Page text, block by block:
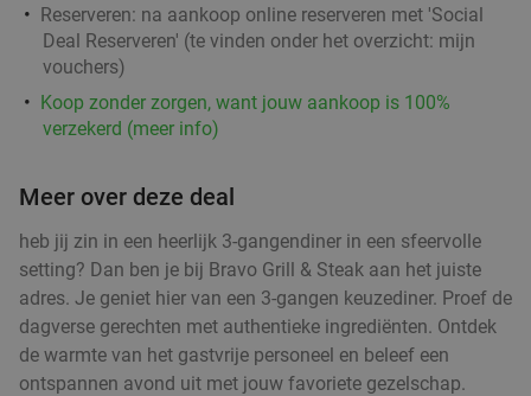
Reserveren: na aankoop online reserveren met 'Social
Deal Reserveren' (te vinden onder het overzicht: mijn
vouchers)
Koop zonder zorgen, want jouw aankoop is 100%
verzekerd (meer info)
Meer over deze deal
heb jij zin in een heerlijk 3-gangendiner in een sfeervolle
setting? Dan ben je bij Bravo Grill & Steak aan het juiste
adres. Je geniet hier van een 3-gangen keuzediner. Proef de
dagverse gerechten met authentieke ingrediënten. Ontdek
de warmte van het gastvrije personeel en beleef een
ontspannen avond uit met jouw favoriete gezelschap.